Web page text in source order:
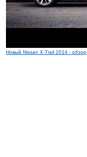
Новый Nissan X-Trail 2014 - обзор